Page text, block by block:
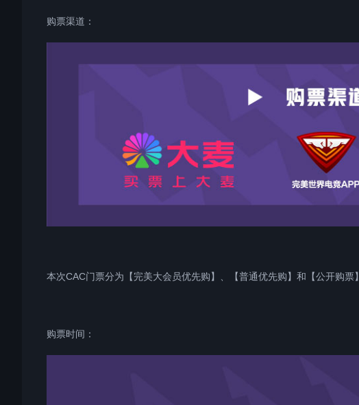
购票渠道：
本次CAC门票分为【完美大会员优先购】、【普通优先购】和【公开购
购票时间：